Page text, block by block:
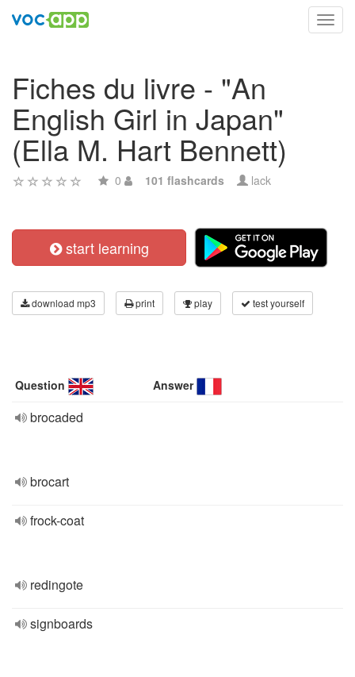
Fiches du livre - "An
English Girl in Japan"
(Ella M. Hart Bennett)
0 101 flashcards lack
start learning
download mp3 print play test yourself
Question Answer
brocaded
brocart
frock-coat
redingote
signboards